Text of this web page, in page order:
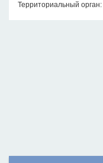
Территориальный орган: